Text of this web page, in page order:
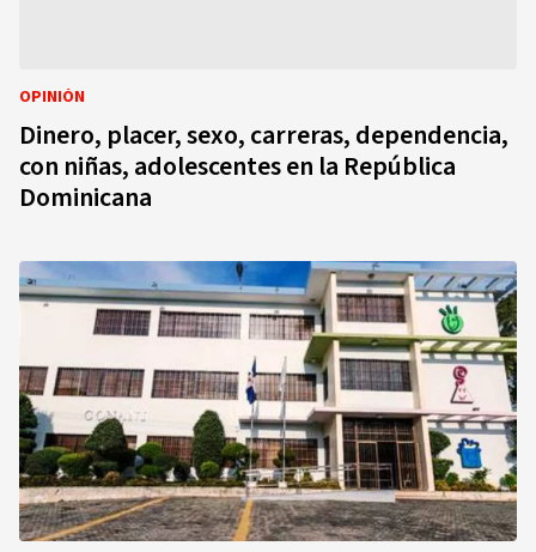
OPINIÓN
Dinero, placer, sexo, carreras, dependencia,
con niñas, adolescentes en la República
Dominicana